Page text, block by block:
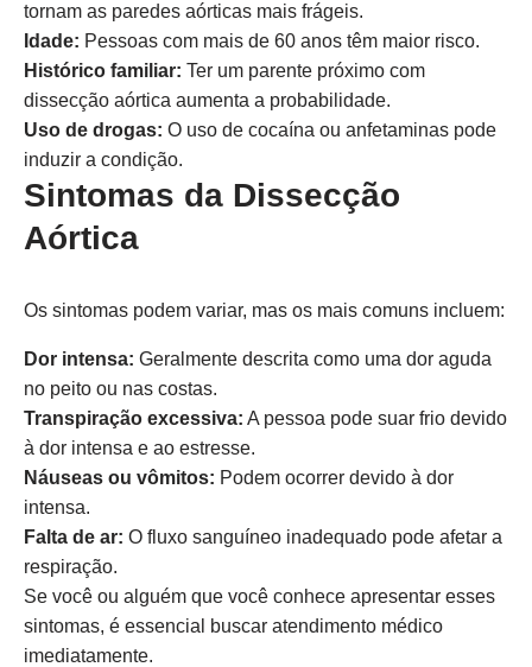
tornam as paredes aórticas mais frágeis.
Idade: Pessoas com mais de 60 anos têm maior risco.
Histórico familiar: Ter um parente próximo com
dissecção aórtica aumenta a probabilidade.
Uso de drogas: O uso de cocaína ou anfetaminas pode
induzir a condição.
Sintomas da Dissecção
Aórtica
Os sintomas podem variar, mas os mais comuns incluem:
Dor intensa: Geralmente descrita como uma dor aguda
no peito ou nas costas.
Transpiração excessiva: A pessoa pode suar frio devido
à dor intensa e ao estresse.
Náuseas ou vômitos: Podem ocorrer devido à dor
intensa.
Falta de ar: O fluxo sanguíneo inadequado pode afetar a
respiração.
Se você ou alguém que você conhece apresentar esses
sintomas, é essencial buscar atendimento médico
imediatamente.